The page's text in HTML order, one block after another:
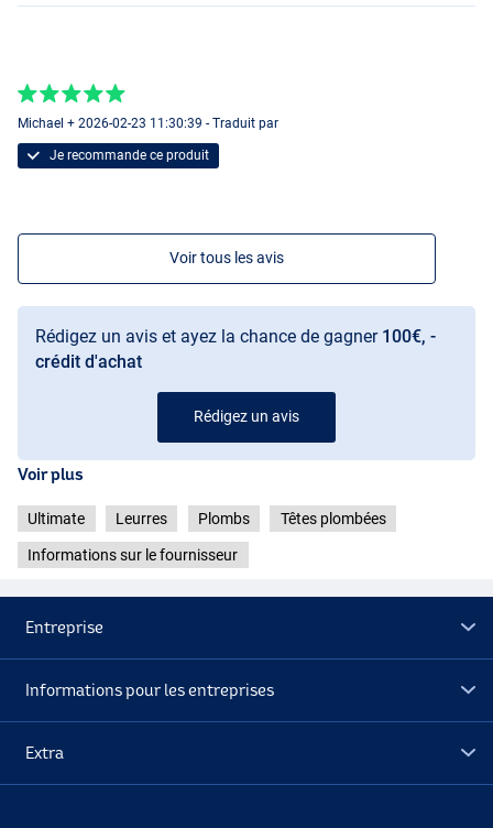
Michael + 2026-02-23 11:30:39 - Traduit par
Je recommande ce produit
Voir tous les avis
Rédigez un avis et ayez la chance de gagner 100€, -
crédit d'achat
Rédigez un avis
Voir plus
Ultimate Leurres Plombs Têtes plombées
Informations sur le fournisseur
Entreprise
Informations pour les entreprises
Extra